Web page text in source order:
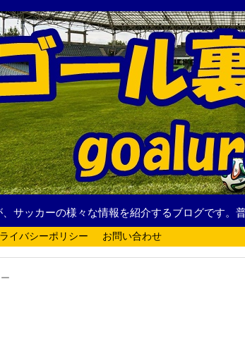
サッカーの様々な情報を紹介するブログです。
イバシーポリシー お問い合わせ